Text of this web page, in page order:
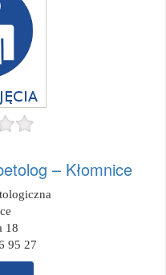
– Kłomnice
18
95 27